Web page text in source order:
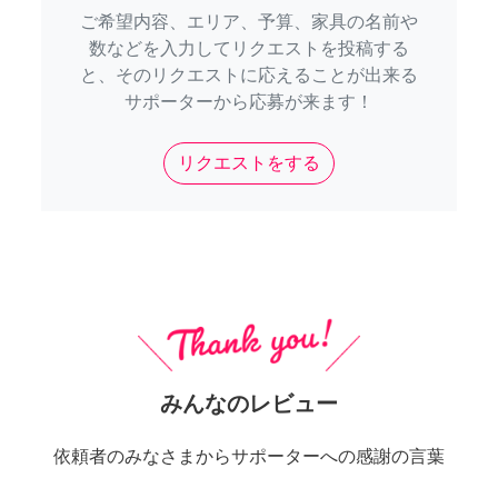
ご希望内容、エリア、予算、家具の名前や
数などを入力してリクエストを投稿する
と、そのリクエストに応えることが出来る
サポーターから応募が来ます！
リクエストをする
みんなのレビュー
依頼者のみなさまからサポーターへの感謝の言葉